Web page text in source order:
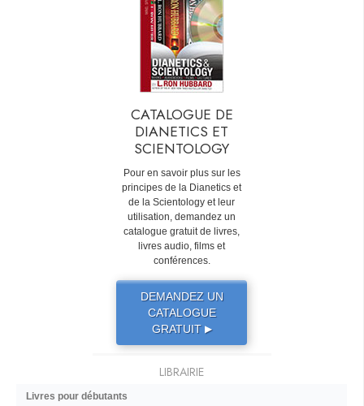
CATALOGUE DE
DIANETICS ET
SCIENTOLOGY
Pour en savoir plus sur les
principes de la Dianetics et
de la Scientology et leur
utilisation, demandez un
catalogue gratuit de livres,
livres audio, films et
conférences.
DEMANDEZ UN
CATALOGUE
GRATUIT ▶
LIBRAIRIE
Livres pour débutants